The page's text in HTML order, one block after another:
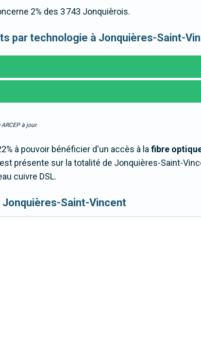
2% des 3 743 Jonquièrois.
par technologie à Jonquières-Saint-
à jour.
à pouvoir bénéficier d'un accès à lafibre
présente sur la totalité de Jonquières-Saint-
cuivre DSL.
Jonquières-Saint-Vincent